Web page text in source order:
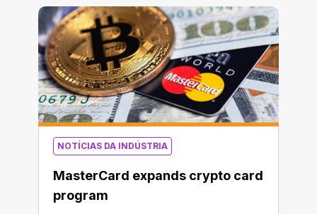
name, residence address, date of birth,
and account number. Personal
identification is said to be imperative for
the security of such transfers and the
facilitation of the enforcement agencies’
combat against money laundering and
terrorist financing.
NOTÍCIAS DA INDÚSTRIA
MasterCard expands crypto card
program